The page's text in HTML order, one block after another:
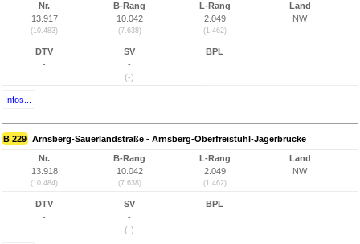
Nr.
13.917
(10.483)
B-Rang
10.042
(7.638)
L-Rang
2.049
(1.462)
Land
NW
DTV
-
SV
-
(-)
BPL
Infos...
B 229 Arnsberg-Sauerlandstraße - Arnsberg-Oberfreistuhl-Jägerbrücke
Nr.
13.918
(10.484)
B-Rang
10.042
(7.638)
L-Rang
2.049
(1.462)
Land
NW
DTV
-
SV
-
(-)
BPL